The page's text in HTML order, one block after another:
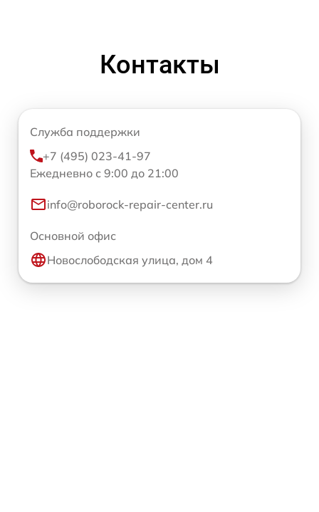
Контакты
Служба поддержки
+7 (495) 023-41-97
Ежедневно с 9:00 до 21:00
info@roborock-repair-center.ru
Основной офис
Новослободская улица, дом 4